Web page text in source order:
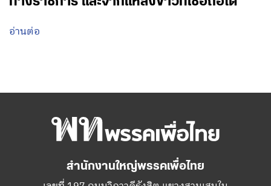
อ่านต่อ
สำนักงานใหญ่พรรคเพื่อไทย